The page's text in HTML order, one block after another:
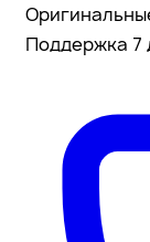
Поддержка 7